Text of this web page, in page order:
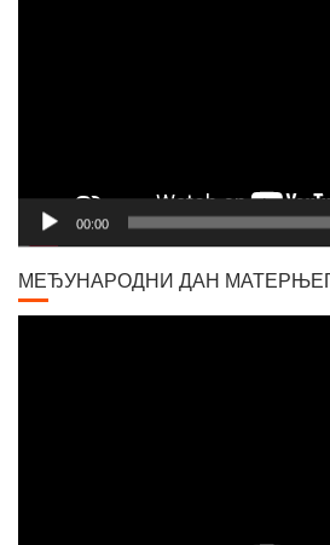
00:00
МЕЂУНАРОДНИ ДАН